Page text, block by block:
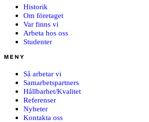
Historik
Om företaget
Var finns vi
Arbeta hos oss
Studenter
MENY
Så arbetar vi
Samarbetspartners
Hållbarhet/Kvalitet
Referenser
Nyheter
Kontakta oss